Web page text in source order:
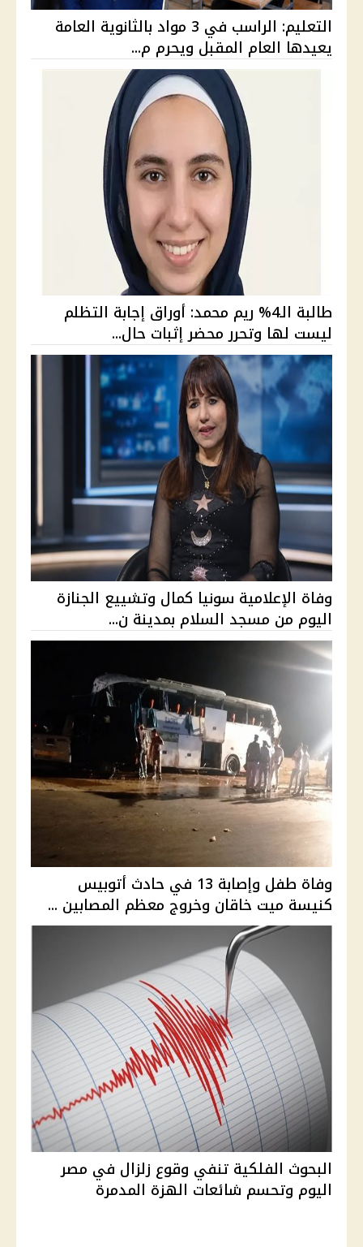
التعليم: الراسب في 3 مواد بالثانوية العامة
يعيدها العام المقبل ويحرم م...
طالبة الـ4% ريم محمد: أوراق إجابة التظلم
ليست لها وتحرر محضر إثبات حال...
وفاة الإعلامية سونيا كمال وتشييع الجنازة
اليوم من مسجد السلام بمدينة ن...
وفاة طفل وإصابة 13 في حادث أتوبيس
كنيسة ميت خاقان وخروج معظم المصابين ...
البحوث الفلكية تنفي وقوع زلزال في مصر
اليوم وتحسم شائعات الهزة المدمرة